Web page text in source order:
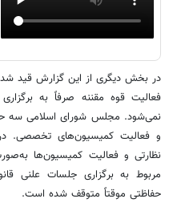
در بخش دیگری از این گزارش قید
فعالیت قوه مقننه صرفاً به
نمی‌شود. مجلس شورای اسلامی سه
و فعالیت کمیسیون‌های تخصصی.
نظارتی و فعالیت کمیسیون‌ها
مربوط به برگزاری جلسات علنی
حفاظتی موقتاً متوقف شده است.